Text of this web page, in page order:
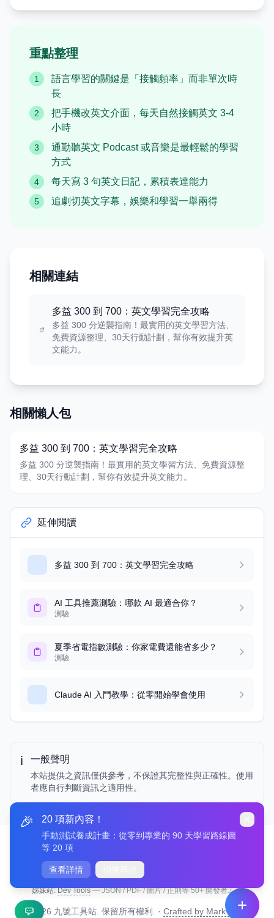
重點整理
1
語言學習的關鍵是「接觸頻率」而非單次時
長
2
把手機改英文介面，每天自然接觸英文 3-4
小時
3
通勤聽英文 Podcast 或音樂是最輕鬆的學習
方式
4 每天寫 3 句英文日記，累積表達能力
5 追劇切英文字幕，娛樂和學習一舉兩得
相關連結
多益 300 到 700：英文學習完全攻略
多益 300 分逆襲指南！最實用的英文學習方法、
免費資源整理、30天行動計劃，幫你有效提升英
文能力。
相關懶人包
多益 300 到 700：英文學習完全攻略
多益 300 分逆襲指南！最實用的英文學習方法、免費資源整
理、30天行動計劃，幫你有效提升英文能力。
延伸閱讀
多益 300 到 700：英文學習完全攻略
AI 工具推薦測驗：哪款 AI 最適合你？
測驗
夏季省電指數測驗：你家電費還能省多少？
測驗
Claude AI 入門教學：從零開始學會使用
ℹ️ 一般聲明
本站提供之資訊僅供參考，不保證其完整性與正確性。使用
者應自行判斷資訊之適用性。
關於我們 ·
姊妹站:Dev Tools — JSON / PDF / 圖片 / 正則等 50+ 開發者工具
© 2026 九號工具站. 保留所有權利. · Crafted by Mark Liu →
🎉 20 項新內容！
手動測試養成計畫：從零到專業的 90 天學習路線圖
等 20 項
查看詳情